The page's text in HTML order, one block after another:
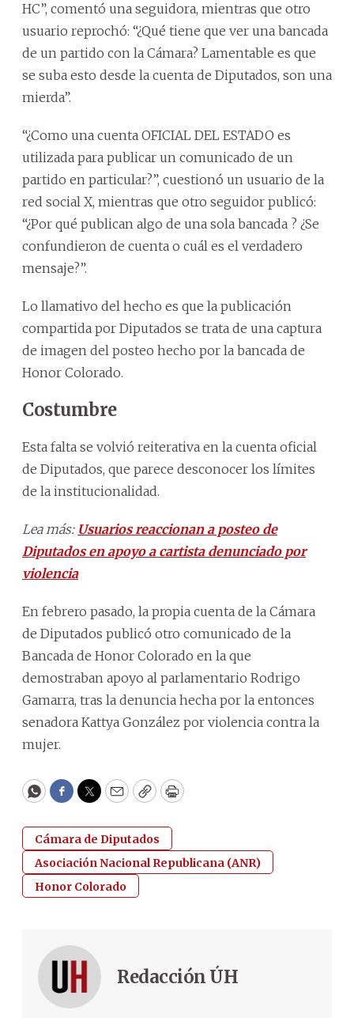
HC”, comentó una seguidora, mientras que otro
usuario reprochó: “¿Qué tiene que ver una bancada
de un partido con la Cámara? Lamentable es que
se suba esto desde la cuenta de Diputados, son una
mierda”.
“¿Como una cuenta OFICIAL DEL ESTADO es
utilizada para publicar un comunicado de un
partido en particular?”, cuestionó un usuario de la
red social X, mientras que otro seguidor publicó:
“¿Por qué publican algo de una sola bancada ? ¿Se
confundieron de cuenta o cuál es el verdadero
mensaje?”.
Lo llamativo del hecho es que la publicación
compartida por Diputados se trata de una captura
de imagen del posteo hecho por la bancada de
Honor Colorado.
Costumbre
Esta falta se volvió reiterativa en la cuenta oficial
de Diputados, que parece desconocer los límites
de la institucionalidad.
Lea más: Usuarios reaccionan a posteo de
Diputados en apoyo a cartista denunciado por
violencia
En febrero pasado, la propia cuenta de la Cámara
de Diputados publicó otro comunicado de la
Bancada de Honor Colorado en la que
demostraban apoyo al parlamentario Rodrigo
Gamarra, tras la denuncia hecha por la entonces
senadora Kattya González por violencia contra la
mujer.
WhatsApp
Facebook
Twitter
EmailCopyPrint
Cámara de Diputados
Asociación Nacional Republicana (ANR)
Honor Colorado
Redacción ÚH